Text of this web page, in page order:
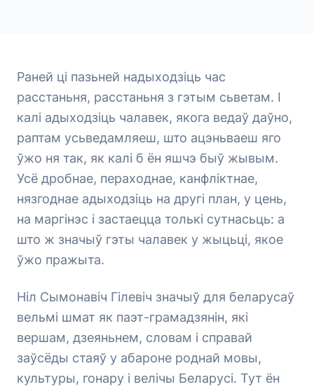
Раней ці пазьней надыходзіць час
расстаньня, расстаньня з гэтым сьветам. І
калі адыходзіць чалавек, якога ведаў даўно,
раптам усьведамляеш, што ацэньваеш яго
ўжо ня так, як калі б ён яшчэ быў жывым.
Усё дробнае, пераходнае, канфліктнае,
нязгоднае адыходзіць на другі план, у цень,
на маргінэс і застаецца толькі сутнасьць: а
што ж значыў гэты чалавек у жыцьці, якое
ўжо пражыта.
Ніл Сымонавіч Гілевіч значыў для беларусаў
вельмі шмат як паэт-грамадзянін, які
вершам, дзеяньнем, словам і справай
заўсёды стаяў у абароне роднай мовы,
культуры, гонару і велічы Беларусі. Тут ён